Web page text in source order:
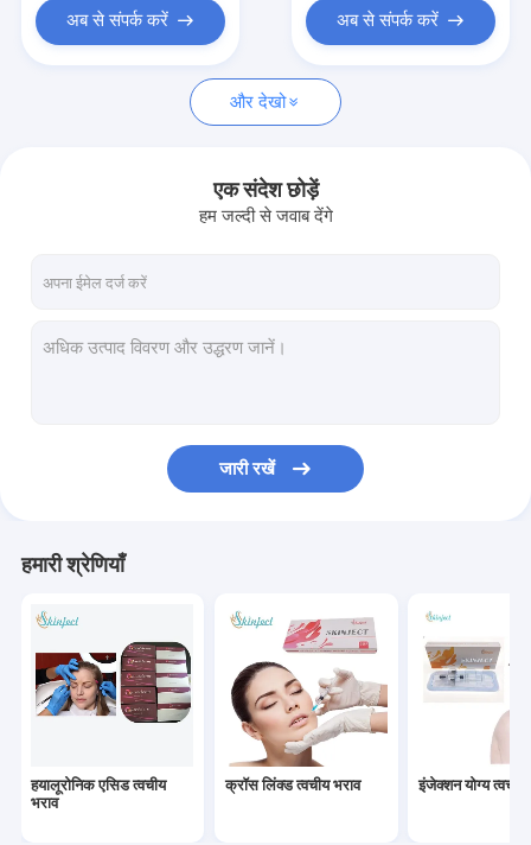
Shopping Online
हयालूरोनिक एसिड त्वचीय भराव
इंजेक्शन योग्य त्वचीय भराव
बोटुलिनम टॉक्सिन
स्किनजेक्ट फिलर
मेडिकल सोडियम हाइलूरोनेट जेल
त्वचीय भराव होंठ इंजेक्शन
मेसोथेरेपी बंदूक
अब से संपर्क करें अब से संपर्क करें
और देखो
एक संदेश छोड़ें
हम जल्दी से जवाब देंगे
जारी रखें
हमारी श्रेणियाँ
हयालूरोनिक एसिड त्वचीय
भराव
क्रॉस लिंक्ड त्वचीय भराव इंजेक्शन योग्य त्वचीय